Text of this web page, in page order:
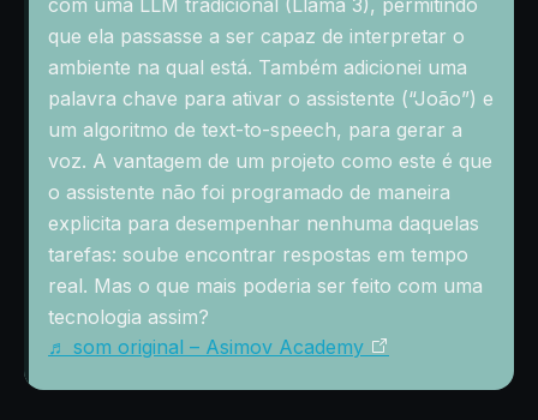
com uma LLM tradicional (Llama 3), permitindo
que ela passasse a ser capaz de interpretar o
ambiente na qual está. Também adicionei uma
palavra chave para ativar o assistente (“João”) e
um algoritmo de text-to-speech, para gerar a
voz. A vantagem de um projeto como este é que
o assistente não foi programado de maneira
explicita para desempenhar nenhuma daquelas
tarefas: soube encontrar respostas em tempo
real. Mas o que mais poderia ser feito com uma
tecnologia assim?
♬ som original – Asimov Academy